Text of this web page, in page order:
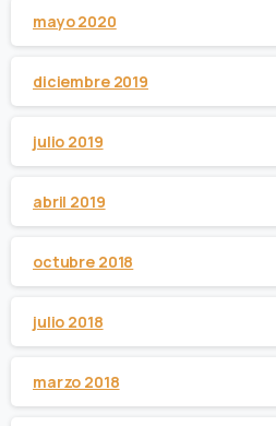
mayo 2020
diciembre 2019
julio 2019
abril 2019
octubre 2018
julio 2018
marzo 2018